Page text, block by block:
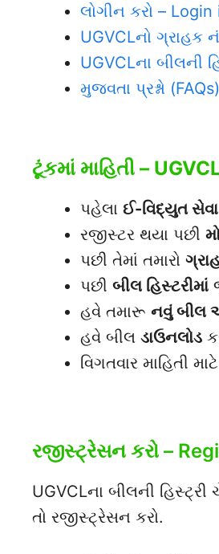
લોગીન કરો –
UGVCLનો ગ્રાહક
UGVCLના બીલની
મુજવતા પ્રશ્નો (FAQs)
ટૂંકમાં માહિતી –
પહેલા ઈ-વિદ્યુત સેવા
રજીસ્ટર થયા પછી
પછી તેમાં તમારો
પછી બીલ હિસ્ટરીમાં
હવે તમારૂ નવું બીલ
હવે બીલ ડાઉનલોડ
વિગતવાર માહિતી
રજીસ્ટ્રેસન કરો –
UGVCLના બીલની
તો રજીસ્ટ્રેસન કરો.